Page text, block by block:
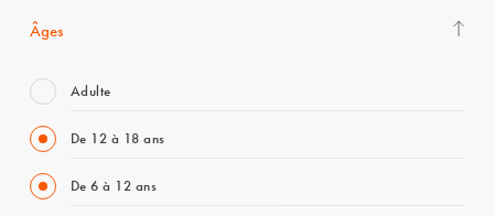
Âges
Adulte
De 12 à 18 ans
De 6 à 12 ans